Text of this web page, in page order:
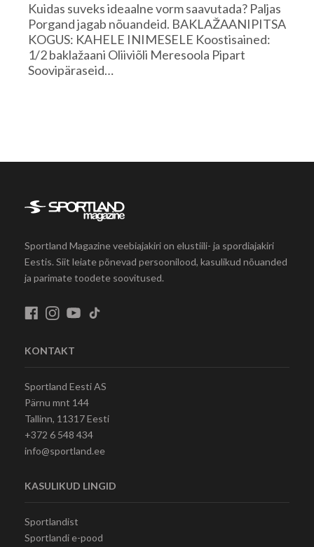
Kuidas suveks ideaalne vorm saavutada? Paljas
Porgand jagab nõuandeid. BAKLAŽAANIPITSA
KOGUS: KAHELE INIMESELE Koostisained:
1/2 baklažaani Oliiviõli Meresoola Pipart
Soovipäraseid…
Sportland Magazine veebiajakiri on elustiili- ja spordiajakiri
Eestis. Siit leiate põnevad persoonilood, kasulikud nõuanded
ja parimate toodete soovitused.
KONTAKT
Sportland Eesti AS
Pärnu mnt 144
Tallinn, 11317 Eesti
+372 6 548 434
info@sportland.ee
KASULIKUD LINGID
Sportlandist
Sportlandi e-pood